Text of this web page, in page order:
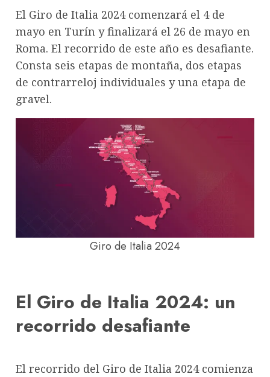
El Giro de Italia 2024 comenzará el 4 de
mayo en Turín y finalizará el 26 de mayo en
Roma. El recorrido de este año es desafiante.
Consta seis etapas de montaña, dos etapas
de contrarreloj individuales y una etapa de
gravel.
Giro de Italia 2024
El Giro de Italia 2024: un
recorrido desafiante
El recorrido del Giro de Italia 2024 comienza